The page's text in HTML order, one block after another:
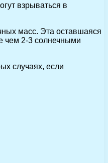
взрываться в
масс. Эта оставшаяся
чем 2-3 солнечными
случаях, если